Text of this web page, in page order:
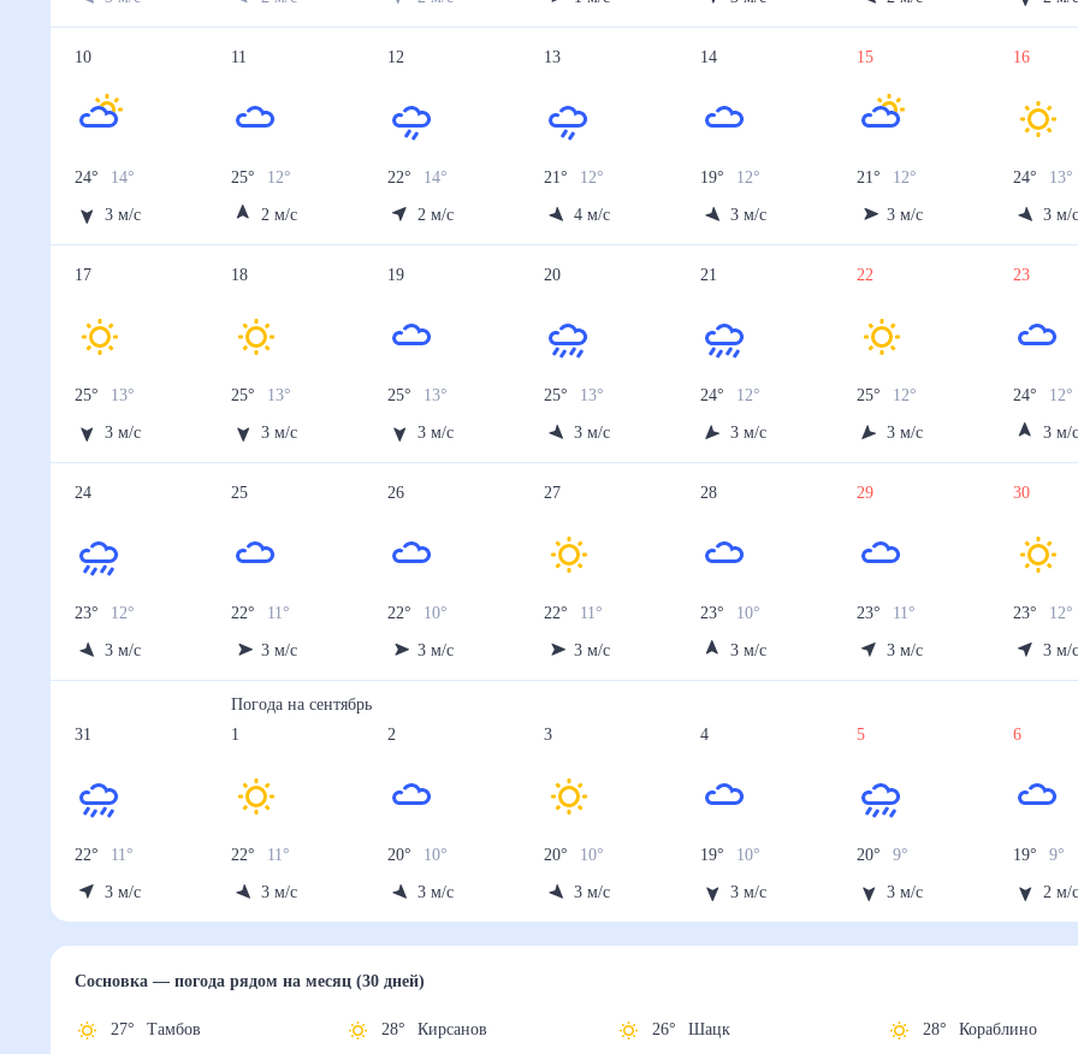
10
24° 14°
3 м/с
11
25° 12°
2 м/с
12
22° 14°
2 м/с
13
21° 12°
4 м/с
14
19° 12°
3 м/с
15
21° 12°
3 м/с
16
24° 13°
3 м/
17
25° 13°
3 м/с
18
25° 13°
3 м/с
19
25° 13°
3 м/с
20
25° 13°
3 м/с
21
24° 12°
3 м/с
22
25° 12°
3 м/с
23
24° 12°
3 м/
24
23° 12°
3 м/с
25
22° 11°
3 м/с
26
22° 10°
3 м/с
27
22° 11°
3 м/с
28
23° 10°
3 м/с
29
23° 11°
3 м/с
30
23° 12°
3 м/
31
22° 11°
3 м/с
Погода насентябрь
1
22° 11°
3 м/с
2
20° 10°
3 м/с
3
20° 10°
3 м/с
4
19° 10°
3 м/с
5
20° 9
3 м/с
6
19° 9°
2 м/
Сосновка— погода рядомна месяц (30 дней)
27° Тамбов 28° Кирсанов 26° Шацк 28° Кораблино